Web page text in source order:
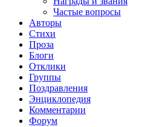
Частые вопросы
Авторы
Стихи
Проза
Блоги
Отклики
Группы
Поздравления
Энциклопедия
Комментарии
Форум